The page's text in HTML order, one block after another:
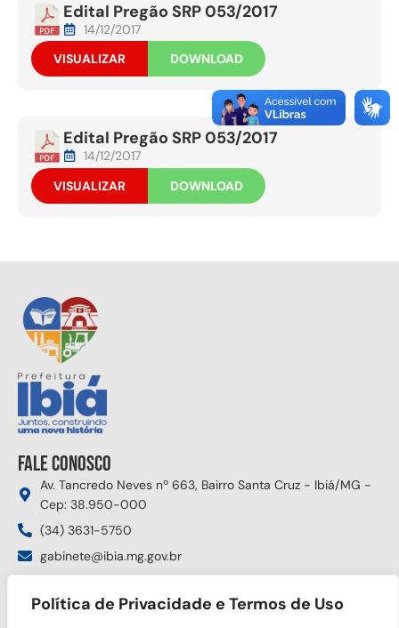
Política de Privacidade e Termos de Uso
Edital Pregão SRP 053/2017
14/12/2017
VISUALIZAR
DOWNLOAD
Edital Pregão SRP 053/2017
14/12/2017
VISUALIZAR
DOWNLOAD
Fale conosco
Av. Tancredo Neves nº 663, Bairro Santa Cruz - Ibiá/MG -
Cep: 38.950-000
(34) 3631-5750
gabinete@ibia.mg.gov.br
Siga nas redes sociais